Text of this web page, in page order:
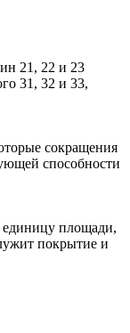
21, 22 и 23
31, 32 и 33,
сокращения
способности
единицу площади,
покрытие и